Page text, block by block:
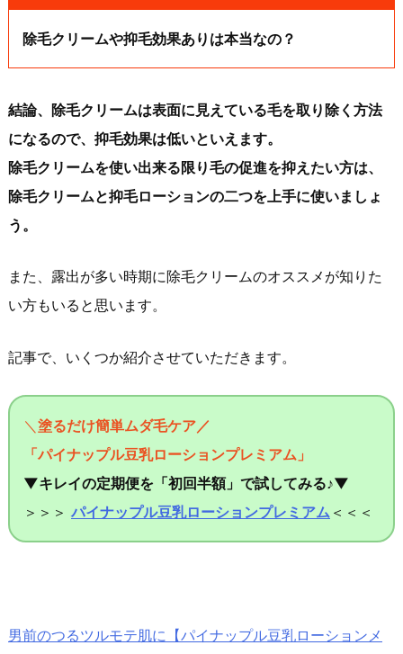
除毛クリームや抑毛効果ありは本当なの？
結論、除毛クリームは表面に見えている毛を取り除く方法
になるので、抑毛効果は低いといえます。
除毛クリームを使い出来る限り毛の促進を抑えたい方は、
除毛クリームと抑毛ローションの二つを上手に使いましょ
う。
また、露出が多い時期に除毛クリームのオススメが知りた
い方もいると思います。
記事で、いくつか紹介させていただきます。
＼ 塗るだけ簡単ムダ毛ケア／
「パイナップル豆乳ローションプレミアム」
▼キレイの定期便を「初回半額」で試してみる♪▼
＞＞＞ パイナップル豆乳ローションプレミアム ＜＜＜
男前のつるツルモテ肌に【パイナップル豆乳ローションメ